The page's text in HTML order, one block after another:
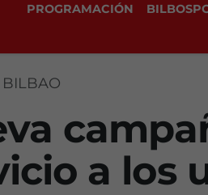
PROGRAMACIÓN
BILBAO
a los